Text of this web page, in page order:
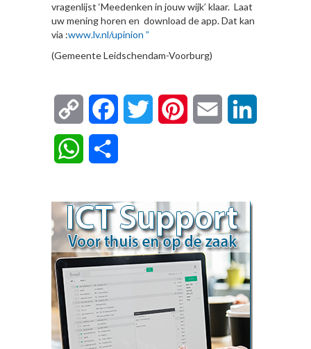
vragenlijst ‘Meedenken in jouw wijk’ klaar. Laat
uw mening horen en download de app. Dat kan
via :www.lv.nl/upinion ”
(Gemeente Leidschendam-Voorburg)
Copy
Link
FacebookTwitter Pinterest Email
WhatsApp